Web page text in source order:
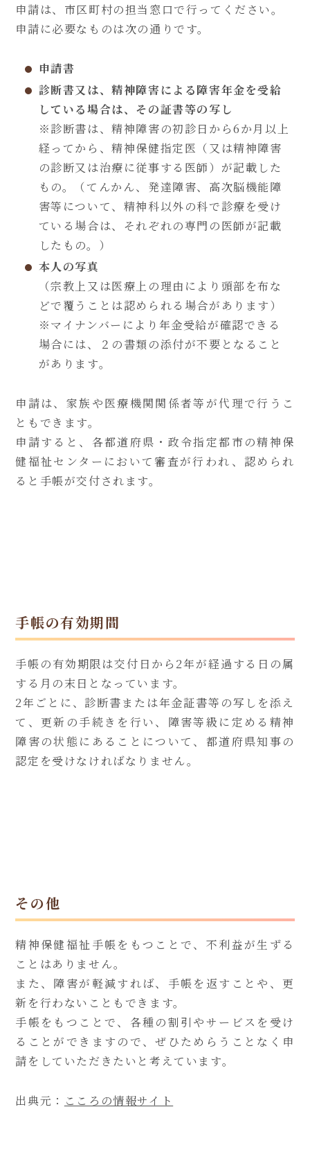
申請は、市区町村の担当窓口で行ってください。
申請に必要なものは次の通りです。
申請書
診断書又は、精神障害による障害年金を受給
している場合は、その証書等の写し
※診断書は、精神障害の初診日から6か月以上
経ってから、精神保健指定医（又は精神障害
の診断又は治療に従事する医師）が記載した
もの。（てんかん、発達障害、高次脳機能障
害等について、精神科以外の科で診療を受け
ている場合は、それぞれの専門の医師が記載
したもの。）
本人の写真
（宗教上又は医療上の理由により頭部を布な
どで覆うことは認められる場合があります）
※マイナンバーにより年金受給が確認できる
場合には、２の書類の添付が不要となること
があります。
申請は、家族や医療機関関係者等が代理で行うこ
ともできます。
申請すると、各都道府県・政令指定都市の精神保
健福祉センターにおいて審査が行われ、認められ
ると手帳が交付されます。
手帳の有効期間
手帳の有効期限は交付日から2年が経過する日の属
する月の末日となっています。
2年ごとに、診断書または年金証書等の写しを添え
て、更新の手続きを行い、障害等級に定める精神
障害の状態にあることについて、都道府県知事の
認定を受けなければなりません。
その他
精神保健福祉手帳をもつことで、不利益が生ずる
ことはありません。
また、障害が軽減すれば、手帳を返すことや、更
新を行わないこともできます。
手帳をもつことで、各種の割引やサービスを受け
ることができますので、ぜひためらうことなく申
請をしていただきたいと考えています。
出典元： こころの情報サイト